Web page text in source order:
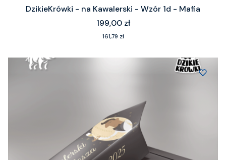
DzikieKrówki - na Kawalerski - Wzór 1d - Mafia
Cena
199,00 zł
Cena
161,79 zł